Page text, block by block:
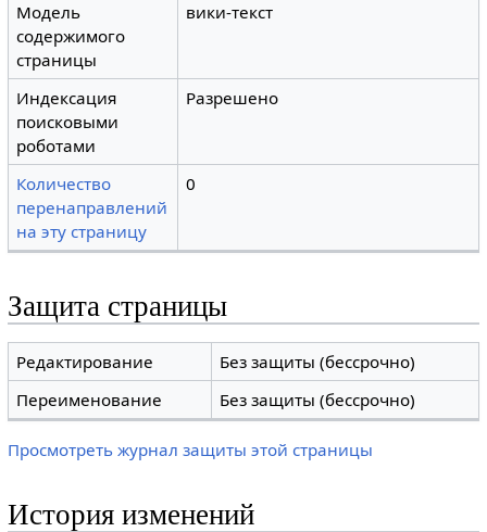
Модель
содержимого
страницы
вики-текст
Индексация
поисковыми
роботами
Разрешено
Количество
перенаправлений
на эту страницу
0
Защита страницы
Редактирование
Без защиты (бессрочно)
Переименование
Без защиты (бессрочно)
Просмотреть журнал защиты этой страницы
История изменений